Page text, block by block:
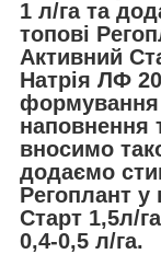
1 л/га та
топові
Активний
Натрія ЛФ
формування
наповнення
вносимо
додаємо
Регоплант у
Старт 1,5л/
0,4-0,5 л/га.